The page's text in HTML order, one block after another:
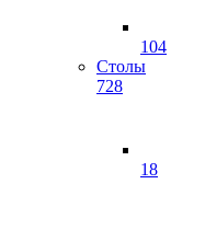
104
Столы
728
18